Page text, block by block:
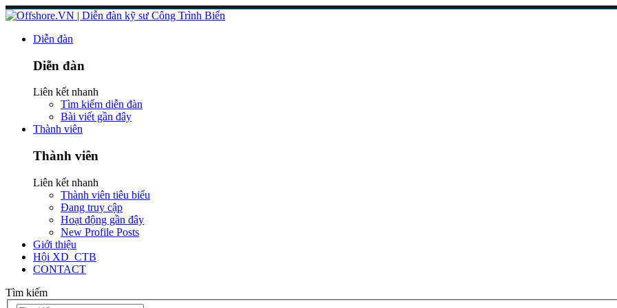
Diễn đàn
Diễn đàn
Liên kết nhanh
Tìm kiếm diễn đàn
Bài viết gần đây
Thành viên
Thành viên
Liên kết nhanh
Thành viên tiêu biểu
Đang truy cập
Hoạt động gần đây
New Profile Posts
Giới thiệu
Hội XD_CTB
CONTACT
Tìm kiếm